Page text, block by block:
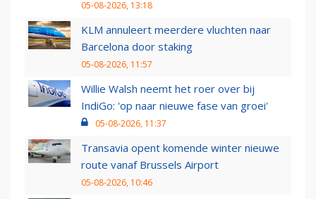
05-08-2026, 13:18
KLM annuleert meerdere vluchten naar
Barcelona door staking
05-08-2026, 11:57
Willie Walsh neemt het roer over bij
IndiGo: 'op naar nieuwe fase van groei'
05-08-2026, 11:37
Transavia opent komende winter nieuwe
route vanaf Brussels Airport
05-08-2026, 10:46